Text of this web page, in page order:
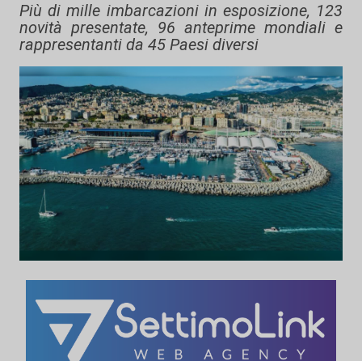
Più di mille imbarcazioni in esposizione, 123
novità presentate, 96 anteprime mondiali e
rappresentanti da 45 Paesi diversi